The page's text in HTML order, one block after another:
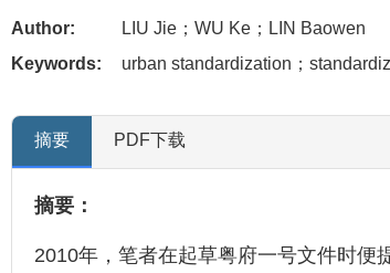
Author:
LIU Jie；WU Ke；LIN Baowen
Keywords:
urban standardization；
摘要 PDF下载
摘要：
2010年，笔者在起草粤府一号文件时便